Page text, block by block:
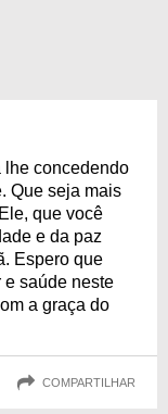
lhe concedendo
Que seja mais
que você
e da paz
Espero que
e saúde neste
a graça do
COMPARTILHAR